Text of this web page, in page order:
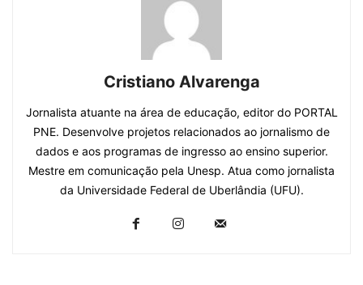
Cristiano Alvarenga
Jornalista atuante na área de educação, editor do PORTAL
PNE. Desenvolve projetos relacionados ao jornalismo de
dados e aos programas de ingresso ao ensino superior.
Mestre em comunicação pela Unesp. Atua como jornalista
da Universidade Federal de Uberlândia (UFU).